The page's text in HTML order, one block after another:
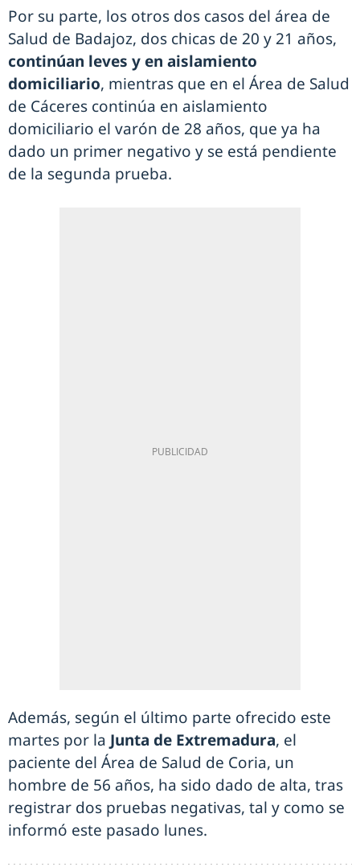
Por su parte, los otros dos casos del área de
Salud de Badajoz, dos chicas de 20 y 21 años,
continúan leves y en aislamiento
domiciliario, mientras que en el Área de Salud
de Cáceres continúa en aislamiento
domiciliario el varón de 28 años, que ya ha
dado un primer negativo y se está pendiente
de la segunda prueba.
Además, según el último parte ofrecido este
martes por la Junta de Extremadura, el
paciente del Área de Salud de Coria, un
hombre de 56 años, ha sido dado de alta, tras
registrar dos pruebas negativas, tal y como se
informó este pasado lunes.